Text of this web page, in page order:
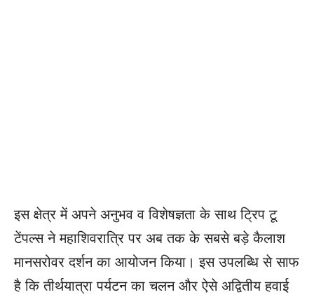
इस क्षेत्र में अपने अनुभव व विशेषज्ञता के साथ ट्रिप टू
टेंपल्स ने महाशिवरात्रि पर अब तक के सबसे बड़े कैलाश
मानसरोवर दर्शन का आयोजन किया। इस उपलब्धि से साफ
है कि तीर्थयात्रा पर्यटन का चलन और ऐसे अद्वितीय हवाई